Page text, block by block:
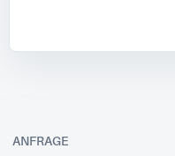
ANFRAGE